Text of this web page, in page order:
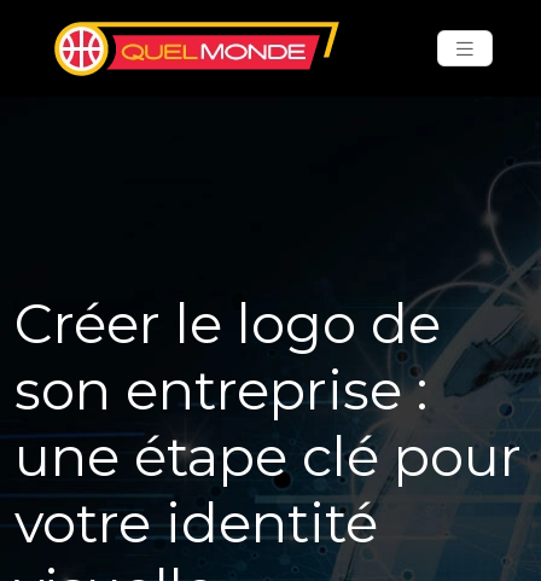
Créer le logo de
son entreprise :
une étape clé pour
votre identité